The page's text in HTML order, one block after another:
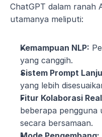
ChatGPT dalam
utamanya meliputi:
Kemampuan NLP:
yang canggih.
Sistem Prompt
yang lebih
Fitur Kolaborasi
beberapa
secara bersamaan.